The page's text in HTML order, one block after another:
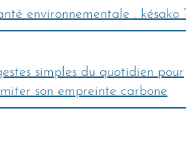
environnementale : késako
simples du quotidien pour
son empreinte carbone